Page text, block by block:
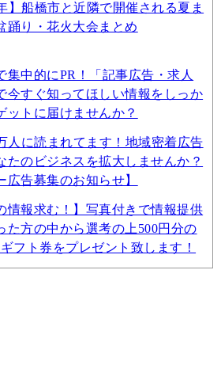
】船橋市と近隣で開催される夏ま
踊り・花火大会まとめ
集中的にPR！「記事広告・求人
今すぐ知ってほしい情報をしっか
ットに届けませんか？
人に読まれてます！地域密着広告
たのビジネスを拡大しませんか？
広告募集のお知らせ】
情報求む！】写真付きで情報提供
た方の中から選考の上500円分の
フト券をプレゼント致します！